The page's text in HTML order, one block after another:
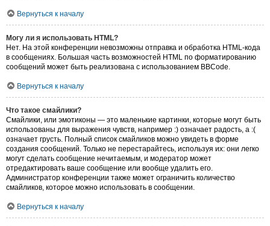
Вернуться к началу
Могу ли я использовать HTML?
Нет. На этой конференции невозможны отправка и обработка HTML-кода
в сообщениях. Большая часть возможностей HTML по форматированию
сообщений может быть реализована с использованием BBCode.
Вернуться к началу
Что такое смайлики?
Смайлики, или эмотиконы — это маленькие картинки, которые могут быть
использованы для выражения чувств, например :) означает радость, а :(
означает грусть. Полный список смайликов можно увидеть в форме
создания сообщений. Только не перестарайтесь, используя их: они легко
могут сделать сообщение нечитаемым, и модератор может
отредактировать ваше сообщение или вообще удалить его.
Администратор конференции также может ограничить количество
смайликов, которое можно использовать в сообщении.
Вернуться к началу